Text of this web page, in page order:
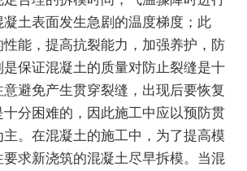
土表面发生急剧的温度梯度；此
能，提高抗裂能力，加强养护，防
是保证混凝土的质量对防止裂缝是十
避免产生贯穿裂缝，出现后要恢复
分困难的，因此施工中应以预防贯
。在混凝土的施工中，为了提高模
求新浇筑的混凝土尽早拆模。当混